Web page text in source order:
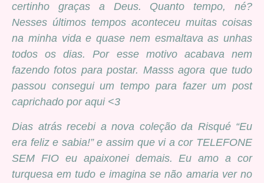
certinho graças a Deus. Quanto tempo, né?
Nesses últimos tempos aconteceu muitas coisas
na minha vida e quase nem esmaltava as unhas
todos os dias. Por esse motivo acabava nem
fazendo fotos para postar. Masss agora que tudo
passou consegui um tempo para fazer um post
caprichado por aqui <3
Dias atrás recebi a nova coleção da Risqué “Eu
era feliz e sabia!” e assim que vi a cor TELEFONE
SEM FIO eu apaixonei demais. Eu amo a cor
turquesa em tudo e imagina se não amaria ver no